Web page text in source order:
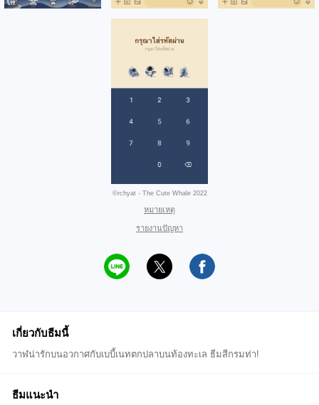
©rchyat - The Cute Whale 2022
หมายเหตุ
รายงานปัญหา
เกี่ยวกับธีมนี้
วาฬน่ารักบนอวกาศกับเบบี้เนทตกปลาบนท้องทะเล ธีมสีกรมท่า!
ธีมแนะนำ